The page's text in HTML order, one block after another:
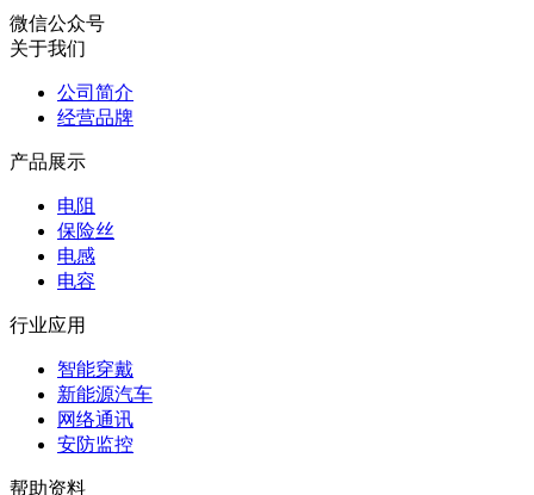
微信公众号
关于我们
公司简介
经营品牌
产品展示
电阻
保险丝
电感
电容
行业应用
智能穿戴
新能源汽车
网络通讯
安防监控
帮助资料